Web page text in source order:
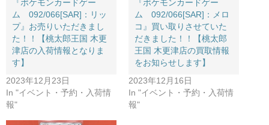
『ポケモンカードゲー
ム 092/066[SAR]：リッ
プ』お売りいただきまし
た！！【桃太郎王国 木更
津店の入荷情報となりま
す】
2023年12月23日
In "イベント・予約・入荷情
報"
『ポケモンカードゲー
ム 092/066[SAR]：メロ
コ』買い取りさせていた
だきました！！【桃太郎
王国 木更津店の買取情報
をお知らせします】
2023年12月16日
In "イベント・予約・入荷情
報"